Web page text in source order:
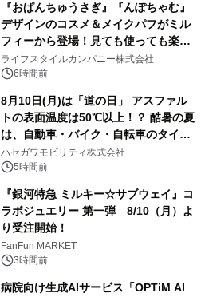
『おぱんちゅうさぎ』『んぽちゃむ』
デザインのコスメ＆メイクパフがミル
フィーから登場！見ても使っても楽し
い、ポップでキュートなコレクショ
ン。
ライフスタイルカンパニー株式会社
6時間前
8月10日(月)は「道の日」 アスファル
トの表面温度は50℃以上！？ 酷暑の夏
は、自動車・バイク・自転車のタイヤ
バーストが増加 簡単にできる予防法
をご紹介
ハセガワモビリティ株式会社
5時間前
『銀河特急 ミルキー☆サブウェイ』コ
ラボジュエリー 第一弾 8/10（月）よ
り受注開始！
FanFun MARKET
3時間前
病院向け生成AIサービス「OPTiM AI